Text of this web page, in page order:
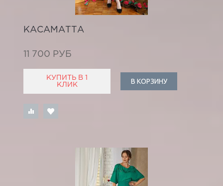
КАСАМАТТА
11 700 РУБ
КУПИТЬ В 1
КЛИК
В КОРЗИНУ